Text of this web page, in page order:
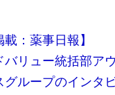
載：薬事日報】
バリュー統括部ア
グループのインタ